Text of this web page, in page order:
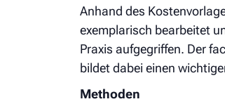
Anhand des
exemplarisch bearbeitet
Praxis aufgegriffen. Der
bildet dabei einen
Methoden